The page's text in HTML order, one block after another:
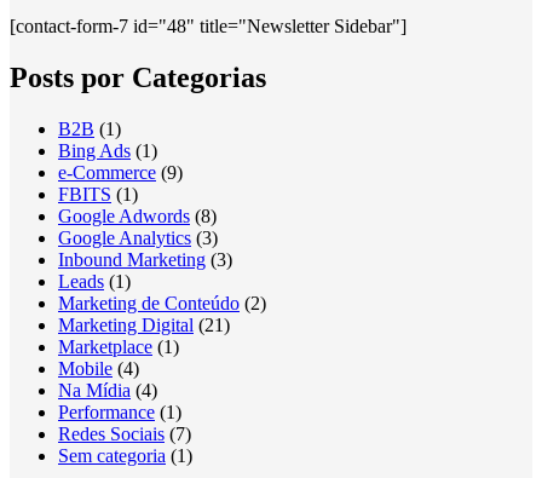
[contact-form-7 id="48" title="Newsletter Sidebar"]
Posts por Categorias
B2B (1)
Bing Ads (1)
e-Commerce (9)
FBITS (1)
Google Adwords (8)
Google Analytics (3)
Inbound Marketing (3)
Leads (1)
Marketing de Conteúdo (2)
Marketing Digital (21)
Marketplace (1)
Mobile (4)
Na Mídia (4)
Performance (1)
Redes Sociais (7)
Sem categoria (1)